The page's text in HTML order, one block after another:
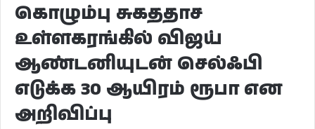
கொழும்பு சுகததாச
உள்ளகரங்கில் விஜய்
ஆண்டனியுடன் செல்ஃபி
எடுக்க 30 ஆயிரம் ரூபா என
அறிவிப்பு